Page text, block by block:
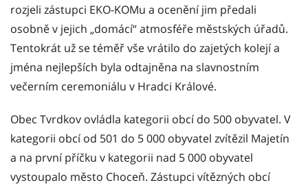
rozjeli zástupci EKO-KOMu a ocenění jim předali
osobně v jejich „domácí“ atmosféře městských úřadů.
Tentokrát už se téměř vše vrátilo do zajetých kolejí a
jména nejlepších byla odtajněna na slavnostním
večerním ceremoniálu v Hradci Králové.
Obec Tvrdkov ovládla kategorii obcí do 500 obyvatel. V
kategorii obcí od 501 do 5 000 obyvatel zvítězil Majetín
a na první příčku v kategorii nad 5 000 obyvatel
vystoupalo město Choceň. Zástupci vítězných obcí